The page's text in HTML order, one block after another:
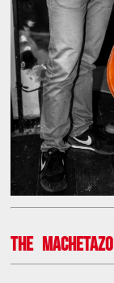
The Machetazo